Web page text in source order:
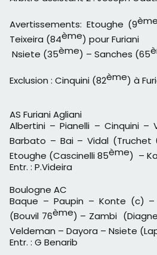
Avertissements: Etoughe (9ème
Teixeira (84ème) pour Furiani
Nsiete (35ème) – Sanches (65
Exclusion : Cinquini (82ème) à
AS Furiani Agliani
Albertini – Pianelli – Cinquini –
Barbato – Bai – Vidal (Truchet
Etoughe (Cascinelli 85ème) –
Entr. : P.Videira
Boulogne AC
Baque – Paupin – Konte (c) –
(Bouvil 76ème) – Zambi
Veldeman – Dayora – Nsiete
Entr. : G Benarib